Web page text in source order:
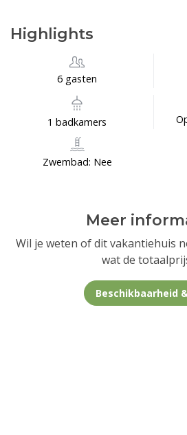
Highlights
6 gasten
1 badkamers
Zwembad: Nee
Meer
Wil je weten of dit vakantiehuis
wat de
Beschikbaarheid